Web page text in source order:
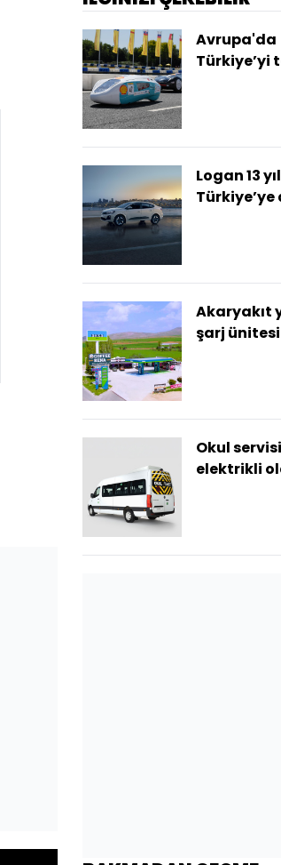
Avrupa'da
Türkiye’yi
Logan 13
Akaryakıt
şarj
Okul servisi
elektrikli